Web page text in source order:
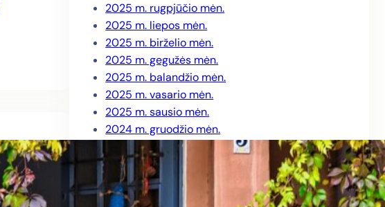
2025 m. rugpjūčio mėn.
2025 m. liepos mėn.
2025 m. birželio mėn.
2025 m. gegužės mėn.
2025 m. balandžio mėn.
2025 m. vasario mėn.
2025 m. sausio mėn.
2024 m. gruodžio mėn.
2024 m. lapkričio mėn.
2024 m. spalio mėn.
2024 m. rugsėjo mėn.
2024 m. rugpjūčio mėn.